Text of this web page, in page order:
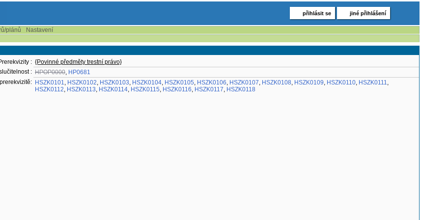
přihlásit se jiné přihlášení
plánů
Nastavení
: {Povinné předměty trestní právo}
: HPOP0000, HP0681
HSZK0101, HSZK0102, HSZK0103, HSZK0104, HSZK0105, HSZK0106, HSZK0107, HSZK0108, HSZK0109, HSZK0110, HSZK0111,
HSZK0112, HSZK0113, HSZK0114, HSZK0115, HSZK0116, HSZK0117, HSZK0118